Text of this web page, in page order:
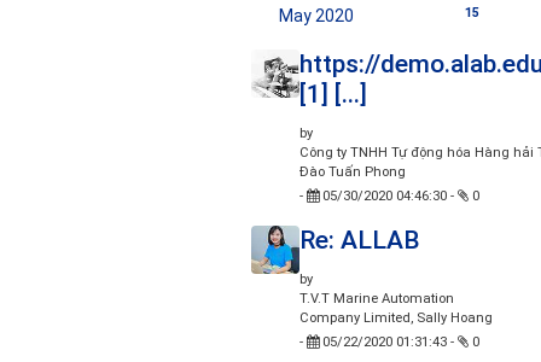
May 2020
15
https://
[1] [...]
by
Công ty TNHH Tự động hóa Hàng hải
Đào Tuấn Phong
-
05/30/2020 04:46:30 - 0
Re: ALLAB
by
T.V.T Marine Automation
Company Limited, Sally Hoang
-
05/22/2020 01:31:43 - 0